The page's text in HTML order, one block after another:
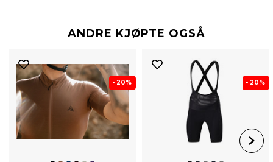
ANDRE KJØPTE OGSÅ
- 20% - 20%